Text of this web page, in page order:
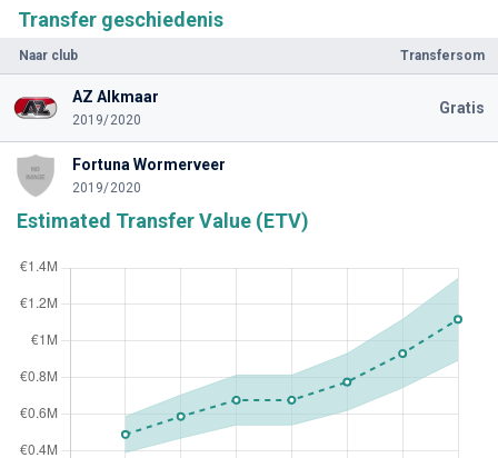
Transfer geschiedenis
Naar club Transfersom
AZ Alkmaar
2019/2020
Gratis
Fortuna Wormerveer
2019/2020
Estimated Transfer Value (ETV)